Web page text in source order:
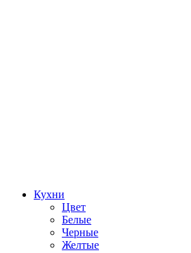
Кухни
Цвет
Белые
Черные
Желтые